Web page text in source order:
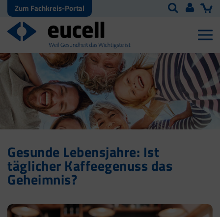
Zum Fachkreis-Portal
Gesunde Lebensjahre: Ist
täglicher Kaffeegenuss das
Geheimnis?